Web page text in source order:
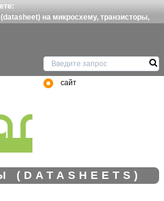
на микросхему, транзисторы,
сайт